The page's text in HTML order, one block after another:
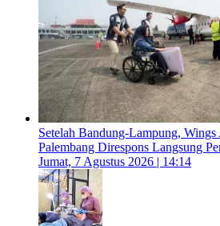
Setelah Bandung-Lampung,
Palembang Direspons Langsung
Jumat, 7 Agustus 2026 | 14:14